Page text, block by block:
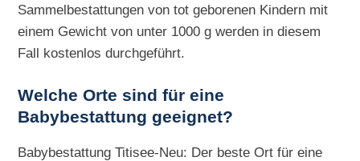
Sammelbestattungen von tot geborenen Kindern mit
einem Gewicht von unter 1000 g werden in diesem
Fall kostenlos durchgeführt.
Welche Orte sind für eine
Babybestattung geeignet?
Babybestattung Titisee-Neu: Der beste Ort für eine